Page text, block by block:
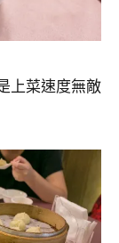
上菜速度無敵